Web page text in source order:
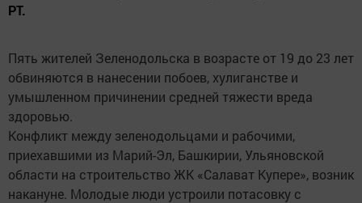
РТ.
Пять жителей Зеленодольска в возрасте от 19 до 23 лет
обвиняются в нанесении побоев, хулиганстве и
умышленном причинении средней тяжести вреда
здоровью.
Конфликт между зеленодольцами и рабочими,
приехавшими из Марий-Эл, Башкирии, Ульяновской
области на строительство ЖК «Салават Купере», возник
накануне. Молодые люди устроили потасовку с